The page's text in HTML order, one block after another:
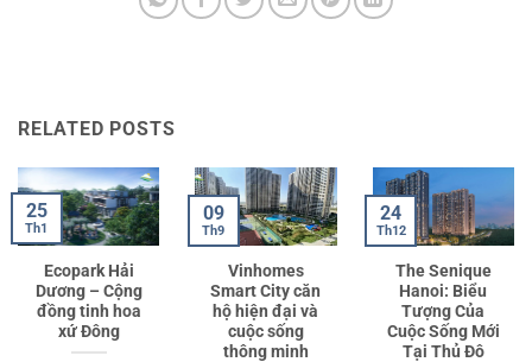
RELATED POSTS
Ecopark Hải
Dương – Cộng
đồng tinh hoa
xứ Đông
25
Th1
Vinhomes
Smart City căn
hộ hiện đại và
cuộc sống
thông minh
09
Th9
The Senique
Hanoi: Biểu
Tượng Của
Cuộc Sống Mới
Tại Thủ Đô
24
Th12